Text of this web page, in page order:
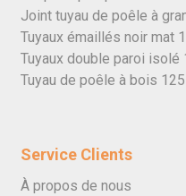
Joint tuyau de poêle à
Tuyaux émaillés noir mat
Tuyaux double paroi isolé
Tuyau de poêle à bois
Service Clients
À propos de nous